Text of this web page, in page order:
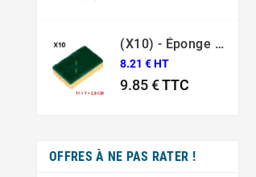
(X10) - Éponge Grattante Professionnelle Sponrex 52
8.21 € HT
9.85 €TTC
OFFRES À NE PAS RATER !